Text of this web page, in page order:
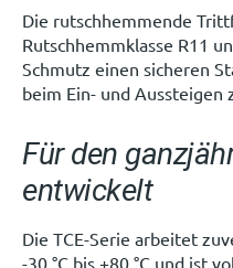
Die rutschhemmende
Rutschhemmklasse R11
Schmutz einen sicheren
beim Ein- und Aussteigen
Für den
entwickelt
Die TCE-Serie arbeitet
-30 °C bis +80 °C und ist